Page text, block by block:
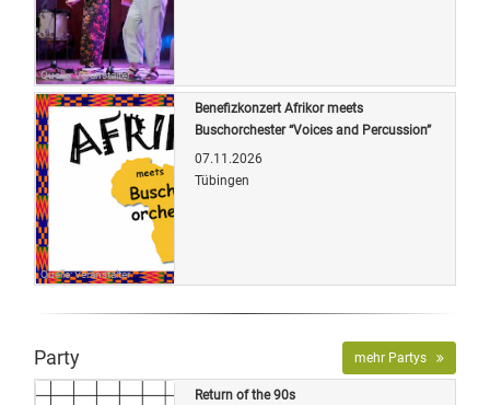
Quelle: Veranstalter
Quelle: Veranstalter
Benefizkonzert Afrikor meets
Buschorchester “Voices and Percussion”
07.11.2026
Tübingen
Party mehr Partys
Return of the 90s